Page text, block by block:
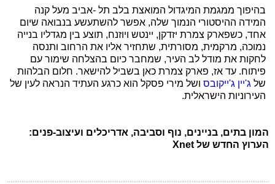
בהיפוך ממגמת המיגדול המואצת בלב תל -אביב מעל קנה
המידה ההיסטורי הנמוך שלה, אפשר להשתעשע בנבואה שיום
אחד, כשפארק צמרת יזדקן, יינטש ויוזנח, תוצע בין מגדליו בנייה
נמוכה, מרקמית, מסורתית, שתחזיר אליו את הרחוב ותנסה
לחקות את מודל לב העיר, שמחבר כיום בהצלחה שימור עם
פיתוח. עד אז, פארק צמרת כאן בשביל להישאר. חלום הבלהות
של ג'יין ג'ייקובסושל מירי פסקל הוא כרגע העתיד הנראה לעין של
העירוניות הישראלית.
המון בתים, בניינים, נוף וסביבה, אדריכלים ועיצוב-פנים:
הערוץ החדש של Xnet